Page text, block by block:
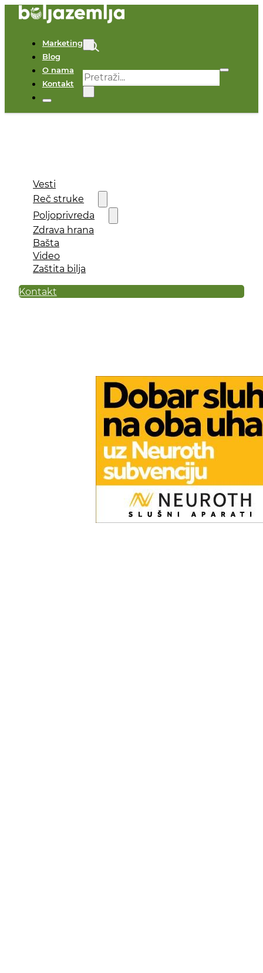
Marketing
Blog
O nama
Kontakt
Pretraga
Vesti
Reč struke
Poljoprivreda
Zdrava hrana
Bašta
Video
Zaštita bilja
Kontakt